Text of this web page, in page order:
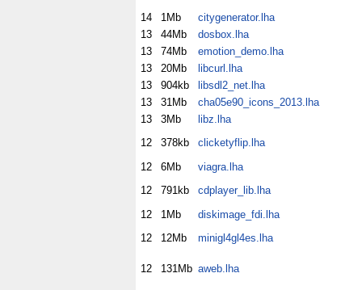
14
1Mb
citygenerator.lha
13
44Mb
dosbox.lha
13
74Mb
emotion_demo.lha
13
20Mb
libcurl.lha
13
904kb
libsdl2_net.lha
13
31Mb
cha05e90_icons_2013.lha
13
3Mb
libz.lha
12
378kb
clicketyflip.lha
12
6Mb
viagra.lha
12
791kb
cdplayer_lib.lha
12
1Mb
diskimage_fdi.lha
12
12Mb minigl4gl4es.lha
12 131Mb aweb.lha